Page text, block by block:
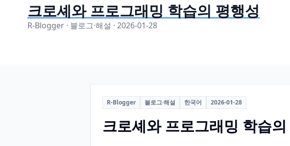
크로셰와 프로그래밍 학습의 평행성
R-Blogger · 블로그·해설 · 2026-01-28
R-Blogger 블로그·해설 한국어 2026-01-28
크로셰와 프로그래밍 학습